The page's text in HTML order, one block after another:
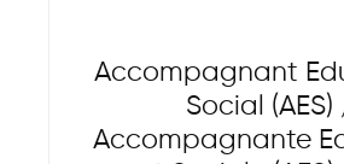
Accompagnant
Social (AES)
Accompagnante